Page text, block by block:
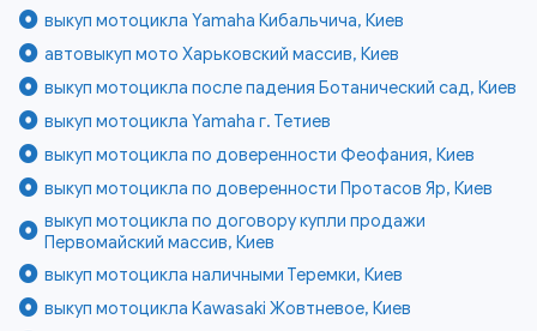
выкуп мотоцикла Yamaha Кибальчича, Киев
автовыкуп мото Харьковский массив, Киев
выкуп мотоцикла после падения Ботанический сад, Киев
выкуп мотоцикла Yamaha г. Тетиев
выкуп мотоцикла по доверенности Феофания, Киев
выкуп мотоцикла по доверенности Протасов Яр, Киев
выкуп мотоцикла по договору купли продажи
Первомайский массив, Киев
выкуп мотоцикла наличными Теремки, Киев
выкуп мотоцикла Kawasaki Жовтневое, Киев